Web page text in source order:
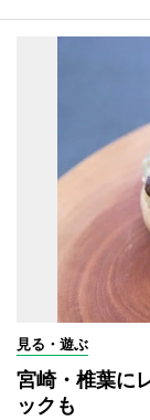
見る・遊ぶ
宮崎・椎葉に
ックも